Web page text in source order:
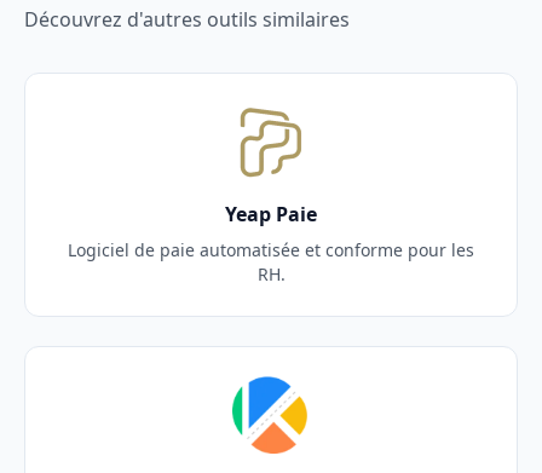
Découvrez d'autres outils similaires
Yeap Paie
Logiciel de paie automatisée et conforme pour les
RH.